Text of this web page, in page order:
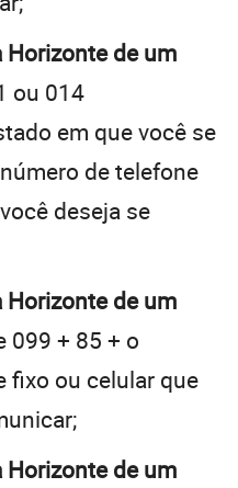
Horizonte de um
ou 014
em que você se
de telefone
deseja se
Horizonte de um
099 + 85 + o
fixo ou celular que
Horizonte de um